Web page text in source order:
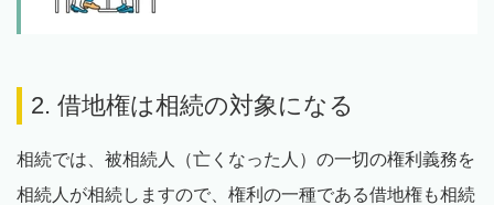
2. 借地権は相続の対象になる
相続では、被相続人（亡くなった人）の一切の権利義務を
相続人が相続しますので、権利の一種である借地権も相続